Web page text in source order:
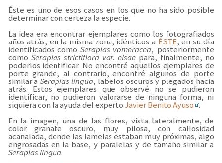
Éste es uno de esos casos en los que no ha sido posible
determinar con certeza la especie.
La idea era encontrar ejemplares como los fotografiados
años atrás, en la misma zona, idénticos a ÉSTE, en su día
identificados como Serapias vomeracea, posteriormente
como Serapias strictiflora var. elsaepara, finalmente, no
poderlos identificar. No encontré aquellos ejemplares de
porte grande, al contrario, encontré algunos de porte
similar aSerapias lingua, labelos oscuros y plegados hacia
atrás. Estos ejemplares que observé no se pudieron
identificar, no pudieron valorarse de ninguna forma, ni
siquiera con la ayuda del expertoJavier Benito Ayuso .
En la imagen, una de las flores, vista lateralmente, de
color granate oscuro, muy pilosa, con callosidad
acanalada, donde las lamelas estaban muy próximas, algo
engrosadas en la base, y paralelas y de tamaño similar a
Serapias lingua.